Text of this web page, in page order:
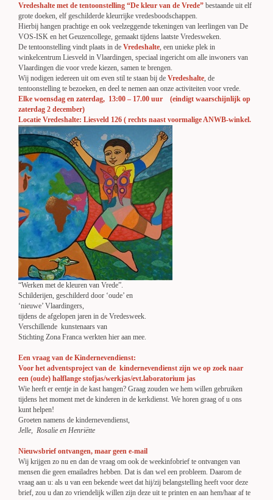
Vredeshalte met de tentoonstelling “De kleur van de Vrede” bestaande uit elf
grote doeken, elf geschilderde kleurrijke vredesboodschappen.
Hierbij hangen prachtige en ook veelzeggende tekeningen van leerlingen van De
VOS-ISK en het Geuzencollege, gemaakt tijdens laatste Vredesweken.
De tentoonstelling vindt plaats in de Vredeshalte, een unieke plek in
winkelcentrum Liesveld in Vlaardingen, speciaal ingericht om alle inwoners van
Vlaardingen die voor vrede kiezen, samen te brengen.
Wij nodigen iedereen uit om even stil te staan bij de Vredeshalte, de
tentoonstelling te bezoeken, en deel te nemen aan onze activiteiten voor vrede.
Elke woensdag en zaterdag, 13:00 – 17.00 uur (eindigt waarschijnlijk op
zaterdag 2 december)
Locatie Vredeshalte: Liesveld 126 ( rechts naast voormalige ANWB-winkel.
“Werken met de kleuren van Vrede”.
Schilderijen, geschilderd door ‘oude’ en
‘nieuwe’ Vlaardingers,
tijdens de afgelopen jaren in de Vredesweek.
Verschillende kunstenaars van
Stichting Zona Franca werkten hier aan mee.
Een vraag van de Kindernevendienst:
Voor het adventsproject van de kindernevendienst zijn we op zoek naar
een (oude) halflange stofjas/werkjas/evt.laboratorium jas
Wie heeft er eentje in de kast hangen? Graag zouden we hem willen gebruiken
tijdens het moment met de kinderen in de kerkdienst. We horen graag of u ons
kunt helpen!
Groeten namens de kindernevendienst,
Jelle, Rosalie en Henriëtte
Nieuwsbrief ontvangen, maar geen e-mail
Wij krijgen zo nu en dan de vraag om ook de weekinfobrief te ontvangen van
mensen die geen emailadres hebben. Dat is dan wel een probleem. Daarom de
vraag aan u: als u van een bekende weet dat hij/zij belangstelling heeft voor deze
brief, zou u dan zo vriendelijk willen zijn deze uit te printen en aan hem/haar af te